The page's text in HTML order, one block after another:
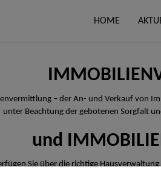
HOME
– der An- und Verkauf
unter Beachtung der gebotenen Sorgfalt
und
Sie über die richtige